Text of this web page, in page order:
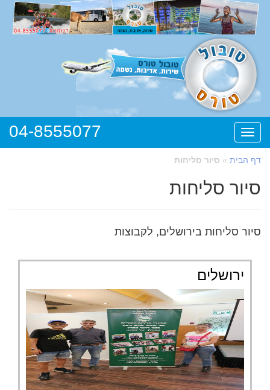
תפריט 04-8555077
דף הבית » סיור סליחות
סיור סליחות
סיור סליחות בירושלים, לקבוצות
ירושלים